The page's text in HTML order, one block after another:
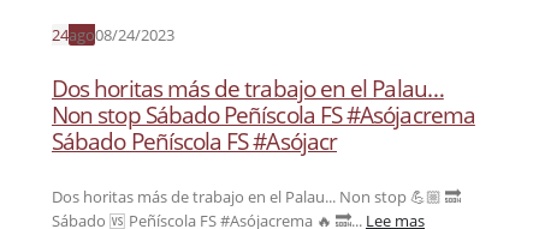
24ago08/24/2023
Dos horitas más de trabajo en el Palau…
Non stop Sábado Peñíscola FS #Asójacrema
Sábado Peñíscola FS #Asójacr
Dos horitas más de trabajo en el Palau... Non stop 💪🏼 🔜
Sábado 🆚 Peñíscola FS #Asójacrema 🔥 🔜... Lee mas